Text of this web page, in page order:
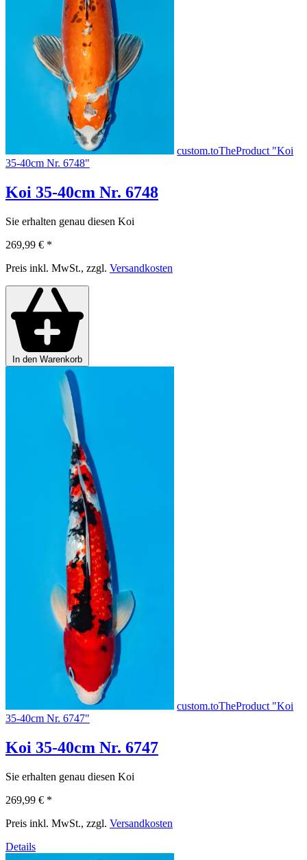
custom.toTheProduct "Koi
35-40cm Nr. 6748"
Koi 35-40cm Nr. 6748
Sie erhalten genau diesen Koi
269,99 € *
Preis inkl. MwSt., zzgl. Versandkosten
In den Warenkorb
custom.toTheProduct "Koi
35-40cm Nr. 6747"
Koi 35-40cm Nr. 6747
Sie erhalten genau diesen Koi
269,99 € *
Preis inkl. MwSt., zzgl. Versandkosten
Details